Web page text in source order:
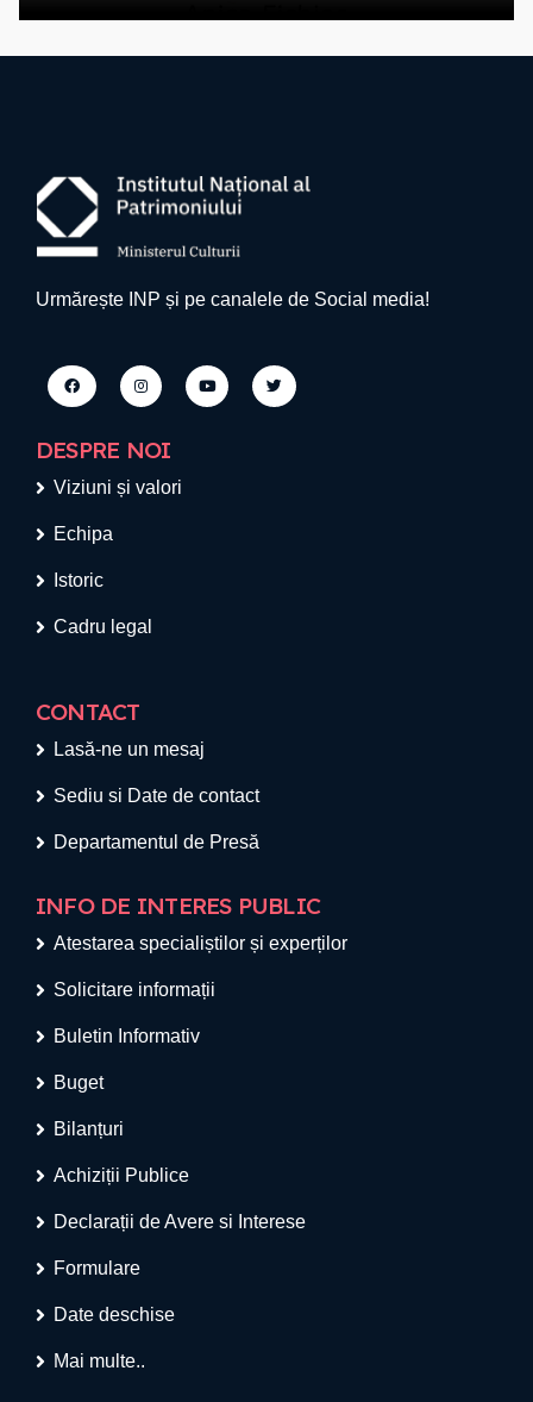
Urmărește INP și pe canalele de Social media!
DESPRE NOI
Viziuni și valori
Echipa
Istoric
Cadru legal
CONTACT
Lasă-ne un mesaj
Sediu si Date de contact
Departamentul de Presă
INFO DE INTERES PUBLIC
Atestarea specialiștilor și experților
Solicitare informații
Buletin Informativ
Buget
Bilanțuri
Achiziții Publice
Declarații de Avere si Interese
Formulare
Date deschise
Mai multe..